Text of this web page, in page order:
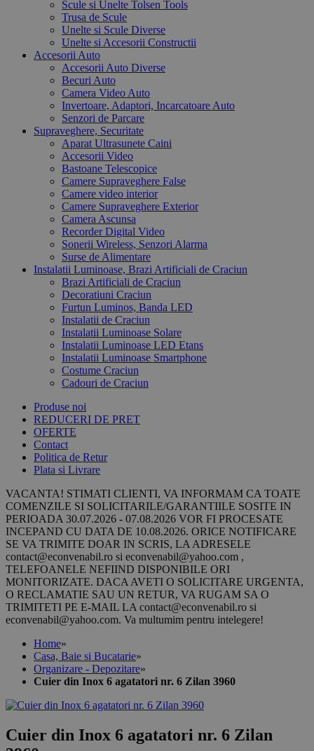
Scule si Unelte Tolsen Tools
Trusa de Scule
Unelte si Scule Diverse
Unelte si Accesorii Constructii
Accesorii Auto
Accesorii Auto Diverse
Becuri Auto
Camera Video Auto
Invertoare, Adaptori, Incarcatoare Auto
Senzori de Parcare
Supraveghere, Securitate
Aparat Ultrasunete Caini
Accesorii Video
Bastoane Telescopice
Camere Supraveghere False
Camere video interior
Camere Supraveghere Exterior
Camera Ascunsa
Recorder Digital Video
Sonerii Wireless, Senzori Alarma
Surse de Alimentare
Instalatii Luminoase, Brazi Artificiali de Craciun
Brazi Artificiali de Craciun
Decoratiuni Craciun
Furtun Luminos, Banda LED
Instalatii de Craciun
Instalatii Luminoase Solare
Instalatii Luminoase LED Etans
Instalatii Luminoase Smartphone
Costume Craciun
Cadouri de Craciun
Produse noi
REDUCERI DE PRET
OFERTE
Contact
Politica de Retur
Plata si Livrare
VACANTA! STIMATI CLIENTI, VA INFORMAM CA TOATE
COMENZILE SI SOLICITARILE/GARANTIILE SOSITE IN
PERIOADA 30.07.2026 - 07.08.2026 VOR FI PROCESATE
INCEPAND CU DATA DE 10.08.2026. ORICE NOTIFICARE
SE VA TRIMITE DOAR IN SCRIS, LA ADRESELE
contact@econvenabil.ro si econvenabil@yahoo.com ,
TELEFOANELE NEFIIND DISPONIBILE ORI
MONITORIZATE. DACA AVETI O SOLICITARE URGENTA,
O RECLAMATIE SAU UN RETUR, VA RUGAM SA O
TRIMITETI PE E-MAIL LA contact@econvenabil.ro si
econvenabil@yahoo.com. Va multumim pentru intelegere!
Home»
Casa, Baie si Bucatarie»
Organizare - Depozitare»
Cuier din Inox 6 agatatori nr. 6 Zilan 3960
Cuier din Inox 6 agatatori nr. 6 Zilan